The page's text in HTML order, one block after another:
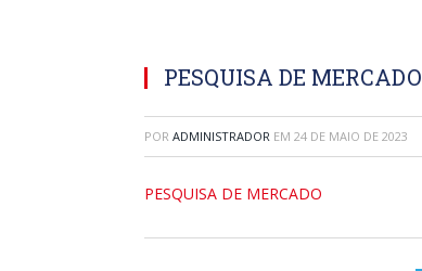
PESQUISA DE MERCADO
POR ADMINISTRADOR EM 24 DE MAIO DE 2023
PESQUISA DE MERCADO